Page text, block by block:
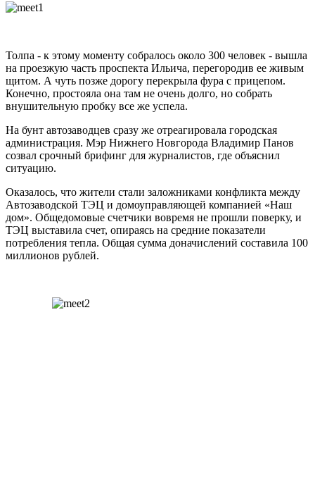
Толпа - к этому моменту собралось около 300 человек - вышла
на проезжую часть проспекта Ильича, перегородив ее живым
щитом. А чуть позже дорогу перекрыла фура с прицепом.
Конечно, простояла она там не очень долго, но собрать
внушительную пробку все же успела.
На бунт автозаводцев сразу же отреагировала городская
администрация. Мэр Нижнего Новгорода Владимир Панов
созвал срочный брифинг для журналистов, где объяснил
ситуацию.
Оказалось, что жители стали заложниками конфликта между
Автозаводской ТЭЦ и домоуправляющей компанией «Наш
дом». Общедомовые счетчики вовремя не прошли поверку, и
ТЭЦ выставила счет, опираясь на средние показатели
потребления тепла. Общая сумма доначислений составила 100
миллионов рублей.